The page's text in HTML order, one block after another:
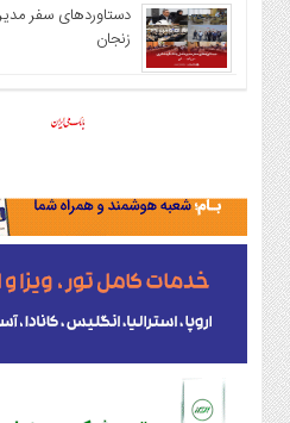
دستاوردهای سفر
زنجان